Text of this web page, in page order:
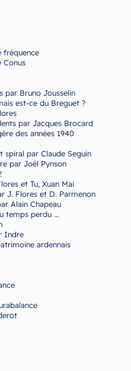
fréquence
Conus
par Bruno Jousselin
est-ce du Breguet ?
par Jacques Brocard
des années 1940
spiral par Claude Seguin
par Joël Pynson
et Tu, Xuan Mai
J. Flores et D. Parmenon
Alain Chapeau
temps perdu …
Indre
ardennais